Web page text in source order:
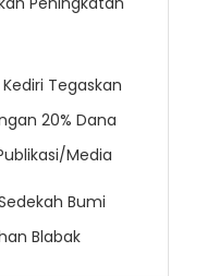
Tegaskan
20% Dana
Media
Bumi
Blabak